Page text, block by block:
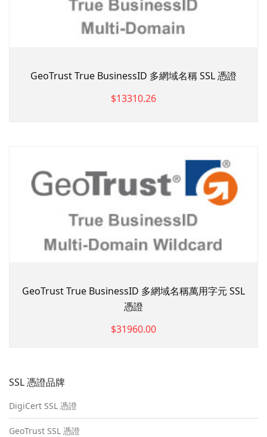
GeoTrust True BusinessID 多網域名稱 SSL 憑證
$13310.26
GeoTrust True BusinessID 多網域名稱萬用字元 SSL
憑證
$31960.00
SSL 憑證品牌
DigiCert SSL 憑證
GeoTrust SSL 憑證